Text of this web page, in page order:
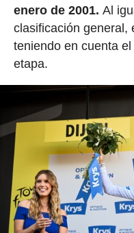
enero de 2001. Al
clasificación general,
teniendo en cuenta
etapa.